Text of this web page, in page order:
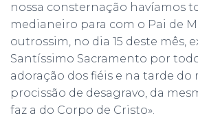
nossa consternação havíamos
medianeiro para com o Pai de
outrossim, no dia 15 deste mês,
Santíssimo Sacramento por
adoração dos fiéis e na tarde do
procissão de desagravo, da
faz a do Corpo de Cristo».